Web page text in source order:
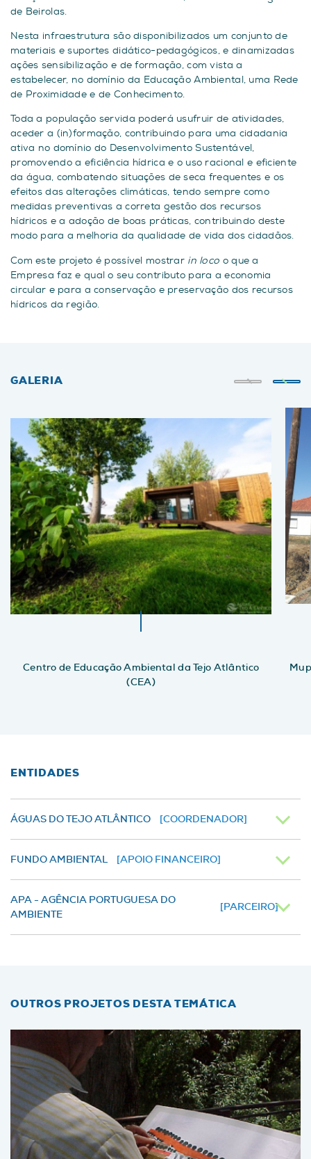
de Beirolas.
Nesta infraestrutura são disponibilizados um conjunto de
materiais e suportes didático-pedagógicos, e dinamizadas
ações sensibilização e de formação, com vista a
estabelecer, no domínio da Educação Ambiental, uma Rede
de Proximidade e de Conhecimento.
Toda a população servida poderá usufruir de atividades,
aceder a (in)formação, contribuindo para uma cidadania
ativa no domínio do Desenvolvimento Sustentável,
promovendo a eficiência hídrica e o uso racional e eficiente
da água, combatendo situações de seca frequentes e os
efeitos das alterações climáticas, tendo sempre como
medidas preventivas a correta gestão dos recursos
hídricos e a adoção de boas práticas, contribuindo deste
modo para a melhoria da qualidade de vida dos cidadãos.
Com este projeto é possível mostrar in loco o que a
Empresa faz e qual o seu contributo para a economia
circular e para a conservação e preservação dos recursos
hídricos da região.
GALERIA
Centro de Educação Ambiental da Tejo Atlântico
(CEA)
ENTIDADES
ÁGUAS DO TEJO ATLÂNTICO [COORDENADOR]
FUNDO AMBIENTAL [APOIO FINANCEIRO]
APA - AGÊNCIA PORTUGUESA DO
AMBIENTE
[PARCEIRO]
OUTROS PROJETOS DESTA TEMÁTICA